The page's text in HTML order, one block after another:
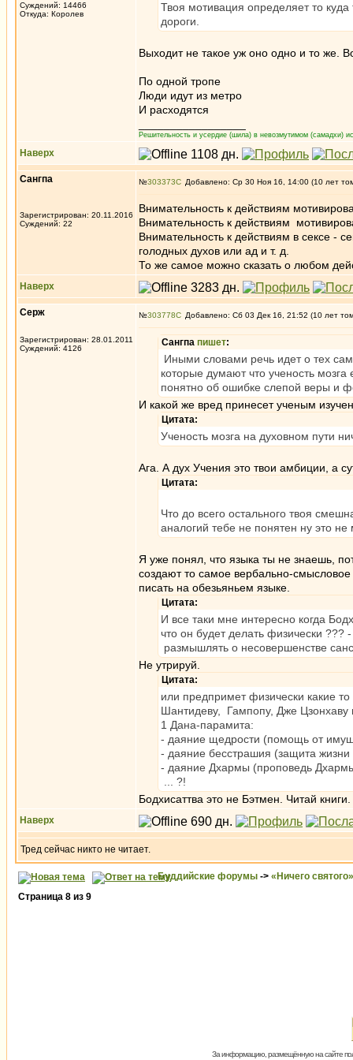
Суждений: 14466
Откуда: Королев
Твоя мотивация определяет то
дороги.
Выходит не такое уж оно одно и то же.
По одной тропе
Люди идут из метро
И расходятся
Решительность и усердие (шила) в невозмутимом (самадхи)
Наверх
Caнгпа
Зарегистрирован: 20.11.2016
Суждений: 22
№303373 Добавлено: Ср 30 Ноя 16, 14:00 (10 лет
Внимательность к действиям
Внимательность к действиям
Внимательность к действиям в сексе -
голодных духов или ад и т. д.
То же самое можно сказать о любом
Наверх
Серж
Зарегистрирован: 28.01.2011
Суждений: 4126
№303778 Добавлено: Сб 03 Дек 16, 21:52 (10 лет
Caнгпа пишет:
Иными словами речь идет о тех
которые думают что ученость мозга
понятно об ошибке слепой веры и
И какой же вред принесет ученым
Цитата:
Ученость мозга на духовном пути
Ага. А дух Учения это твои амбиции, а
Цитата:
Что до всего остального твоя
аналогий тебе не понятен ну это
Я уже понял, что языка ты не знаешь,
создают то самое вербально-
писать на обезьяньем языке.
Цитата:
И все таки мне интересно когда
что он будет делать физически
размышлять о несовершенстве
Не утрируй.
Цитата:
или предпримет физически какие
Шантидеву, Гампопу, Дже Цзонхаву
1 Дана-парамита:
- даяние щедрости (помощь от
- даяние бесстрашия (защита
- даяние Дхармы (проповедь
... ?!
Бодхисаттва это не Бэтмен. Читай книги.
Наверх
Тред сейчас никто не читает.
Буддийские форумы -> «Ничего святого»
Страница 8 из 9
За информацию, размещённую на сайте